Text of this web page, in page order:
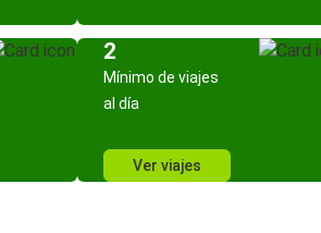
2
Mínimo de viajes
al día
Ver viajes